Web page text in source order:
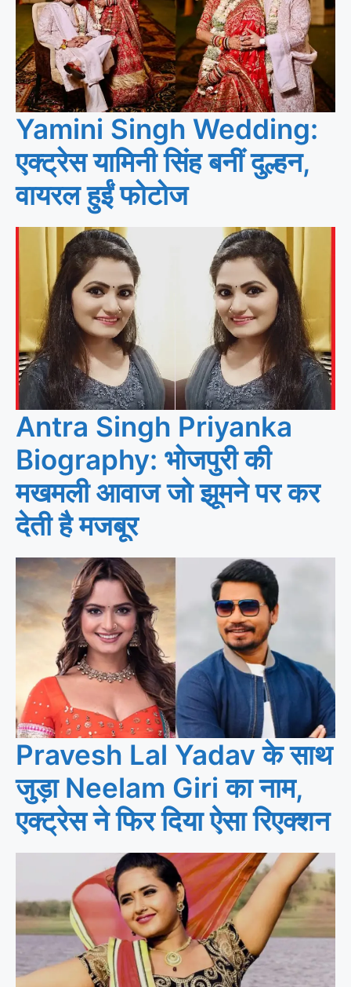
Yamini Singh Wedding:
एक्ट्रेस यामिनी सिंह बनीं दुल्हन,
वायरल हुईं फोटोज
Antra Singh Priyanka
Biography: भोजपुरी की
मखमली आवाज जो झूमने पर कर
देती है मजबूर
Pravesh Lal Yadav के साथ
जुड़ा Neelam Giri का नाम,
एक्ट्रेस ने फिर दिया ऐसा रिएक्शन